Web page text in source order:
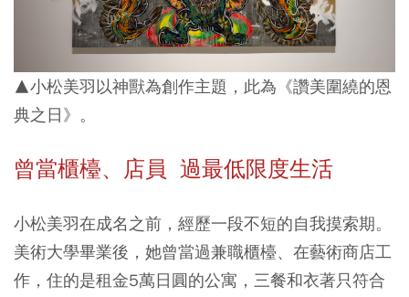
▲小松美羽以神獸為創作主題，此為《讚美圍繞的恩
典之日》。
曾當櫃檯、店員 過最低限度生活
小松美羽在成名之前，經歷一段不短的自我摸索期。
美術大學畢業後，她曾當過兼職櫃檯、在藝術商店工
作，住的是租金5萬日圓的公寓，三餐和衣著只符合